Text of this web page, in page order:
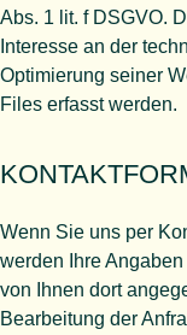
Abs. 1 lit. f DSGVO.
Interesse an der
Optimierung seiner
Files erfasst werden.
Wenn Sie uns per
werden Ihre
von Ihnen dort
Bearbeitung der